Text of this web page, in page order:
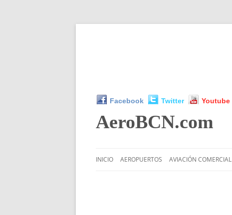
Facebook Twitter Youtube
AeroBCN.com
INICIO AEROPUERTOS AVIACIÓN COMERCIAL